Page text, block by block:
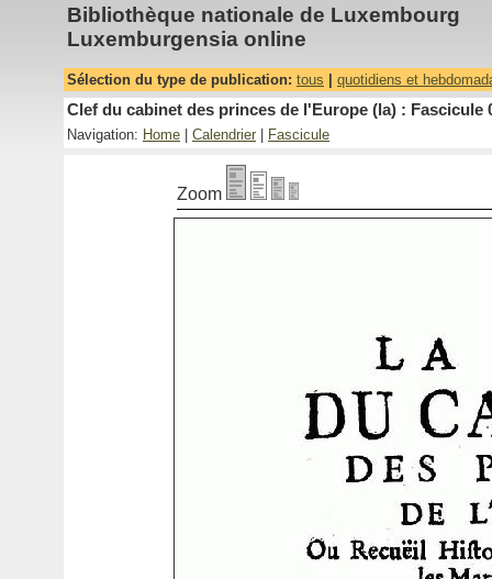
Bibliothèque nationale de Luxembourg
Luxemburgensia online
Sélection du type de publication: tous quotidiens et
Clef du cabinet des princes de l'Europe (la) : Fascicule
Navigation: Home Calendrier Fascicule
Zoom